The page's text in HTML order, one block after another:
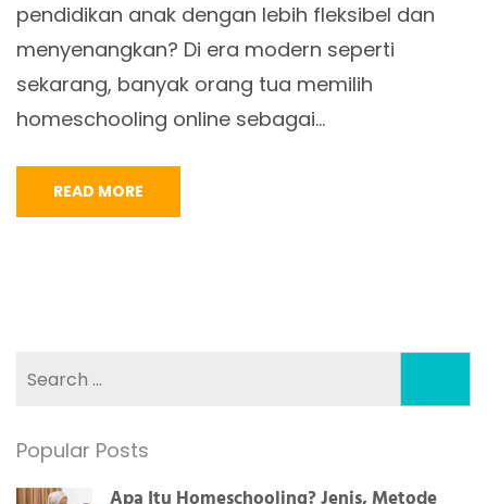
pendidikan anak dengan lebih fleksibel dan
menyenangkan? Di era modern seperti
sekarang, banyak orang tua memilih
homeschooling online sebagai…
READ MORE
Popular Posts